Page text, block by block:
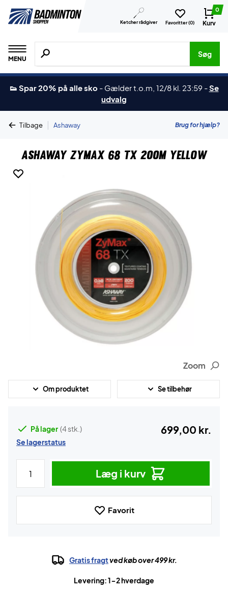
Ketcher rådgiver Favoritter (0)
0
Kurv
MENU
Søg efter produkter, mærker etc.
Søg
👟 Spar 20% på alle sko - Gælder t.o.m, 12/8 kl. 23:59 -Se
udvalg
Tilbage | Ashaway Brug for hjælp?
Ashaway Zymax 68 TX 200m Yellow
Zoom
Om produktet Se tilbehør
På lager (4 stk.)
Se lagerstatus
699,00 kr.
Læg i kurv
Favorit
Gratis fragtved køb over 499 kr.
Levering: 1-2 hverdage